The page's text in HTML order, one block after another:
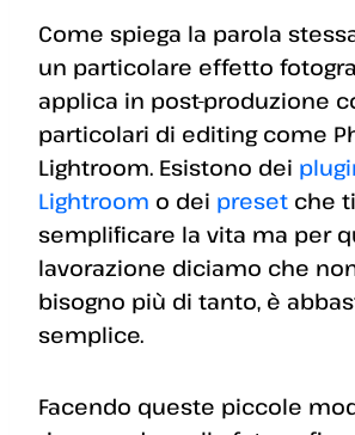
Come spiega la parola
un particolare effetto
applica in post-produzione
particolari di editing come
Lightroom. Esistono dei
Lightroom o dei preset che
semplificare la vita ma per
lavorazione diciamo che non
bisogno più di tanto, è
semplice.
Facendo queste piccole